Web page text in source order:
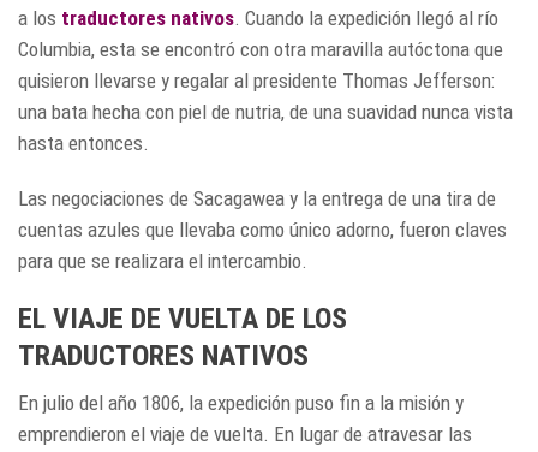
a los traductores nativos . Cuando la expedición llegó al río
Columbia, esta se encontró con otra maravilla autóctona que
quisieron llevarse y regalar al presidente Thomas Jefferson:
una bata hecha con piel de nutria, de una suavidad nunca vista
hasta entonces.
Las negociaciones de Sacagawea y la entrega de una tira de
cuentas azules que llevaba como único adorno, fueron claves
para que se realizara el intercambio.
EL VIAJE DE VUELTA DE LOS
TRADUCTORES NATIVOS
En julio del año 1806, la expedición puso fin a la misión y
emprendieron el viaje de vuelta. En lugar de atravesar las